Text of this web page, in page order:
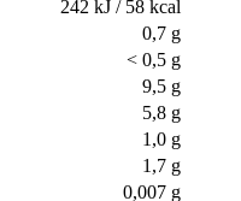
242 kJ / 58 kcal
0,7 g
< 0,5 g
9,5 g
5,8 g
1,0 g
1,7 g
0,007 g